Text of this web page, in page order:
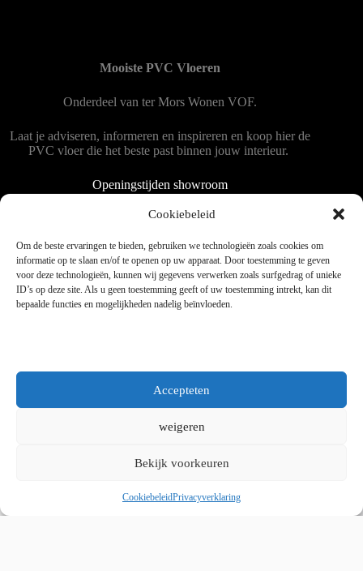
Cookiebeleid
Om de beste ervaringen te bieden, gebruiken we technologieën zoals cookies om
informatie op te slaan en/of te openen op uw apparaat. Door toestemming te geven
voor deze technologieën, kunnen wij gegevens verwerken zoals surfgedrag of unieke
ID’s op deze site. Als u geen toestemming geeft of uw toestemming intrekt, kan dit
bepaalde functies en mogelijkheden nadelig beïnvloeden.
Accepteten
weigeren
Bekijk voorkeuren
CookiebeleidPrivacyverklaring
Mooiste PVC Vloeren
Onderdeel van ter Mors Wonen VOF.
Laat je adviseren, informeren en inspireren en koop hier de
PVC vloer die het beste past binnen jouw interieur.
Openingstijden showroom
Dinsdag tot en met vrijdag 9:00 - 18:00
Zaterdag 9:00 tot 15:00
Copyright © 2025 - WordPress thema door blocksy - Made by
Jim ter Mors
Kvk 06060864 / BTW 8078.50.305.B01